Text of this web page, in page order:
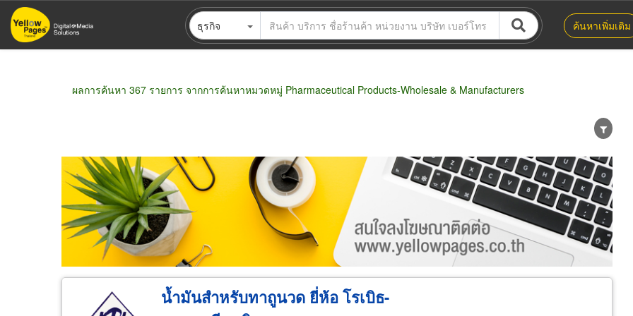
ข้าม
ไป
ธุรกิจ ค้นหาเพิ่มเติม
ผลการค้นหา 367 รายการ จากการค้นหาหมวดหมู่ Pharmaceutical Products-Wholesale & Manufacturers
ขายส่ง ขายปลีก ผู้ผลิต ตัวแทนจัดจำหน่าย ผู้ส่งออก/นำเข้า ธุรกิจบริการ
น้ำมันสำหรับทาถูนวด ยี่ห้อ โรเบิธ-